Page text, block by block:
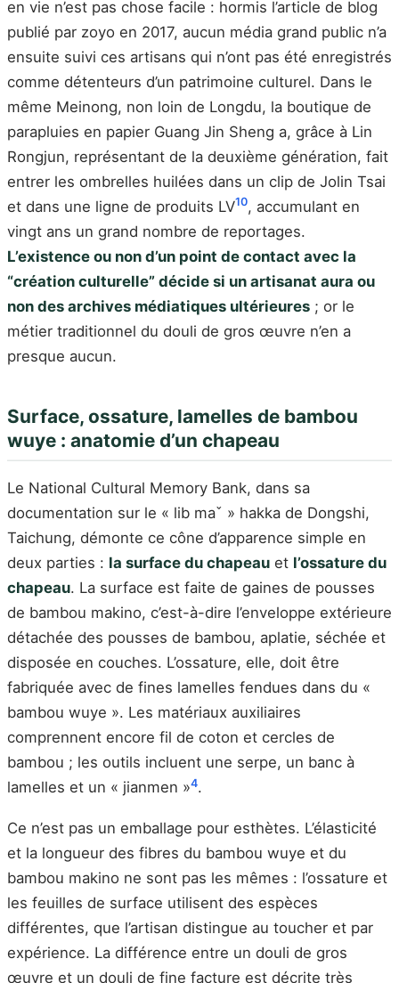
en vie n’est pas chose facile : hormis l’article de blog
publié par zoyo en 2017, aucun média grand public n’a
ensuite suivi ces artisans qui n’ont pas été enregistrés
comme détenteurs d’un patrimoine culturel. Dans le
même Meinong, non loin de Longdu, la boutique de
parapluies en papier Guang Jin Sheng a, grâce à Lin
Rongjun, représentant de la deuxième génération, fait
entrer les ombrelles huilées dans un clip de Jolin Tsai
et dans une ligne de produits LV10, accumulant en
vingt ans un grand nombre de reportages.
L’existence ou non d’un point de contact avec la
“création culturelle” décide si un artisanat aura ou
non des archives médiatiques ultérieures ; or le
métier traditionnel du douli de gros œuvre n’en a
presque aucun.
Surface, ossature, lamelles de bambou
wuye : anatomie d’un chapeau
Le National Cultural Memory Bank, dans sa
documentation sur le « lib maˇ » hakka de Dongshi,
Taichung, démonte ce cône d’apparence simple en
deux parties : la surface du chapeau et l’ossature du
chapeau. La surface est faite de gaines de pousses
de bambou makino, c’est-à-dire l’enveloppe extérieure
détachée des pousses de bambou, aplatie, séchée et
disposée en couches. L’ossature, elle, doit être
fabriquée avec de fines lamelles fendues dans du «
bambou wuye ». Les matériaux auxiliaires
comprennent encore fil de coton et cercles de
bambou ; les outils incluent une serpe, un banc à
lamelles et un « jianmen »4.
Ce n’est pas un emballage pour esthètes. L’élasticité
et la longueur des fibres du bambou wuye et du
bambou makino ne sont pas les mêmes : l’ossature et
les feuilles de surface utilisent des espèces
différentes, que l’artisan distingue au toucher et par
expérience. La différence entre un douli de gros
œuvre et un douli de fine facture est décrite très